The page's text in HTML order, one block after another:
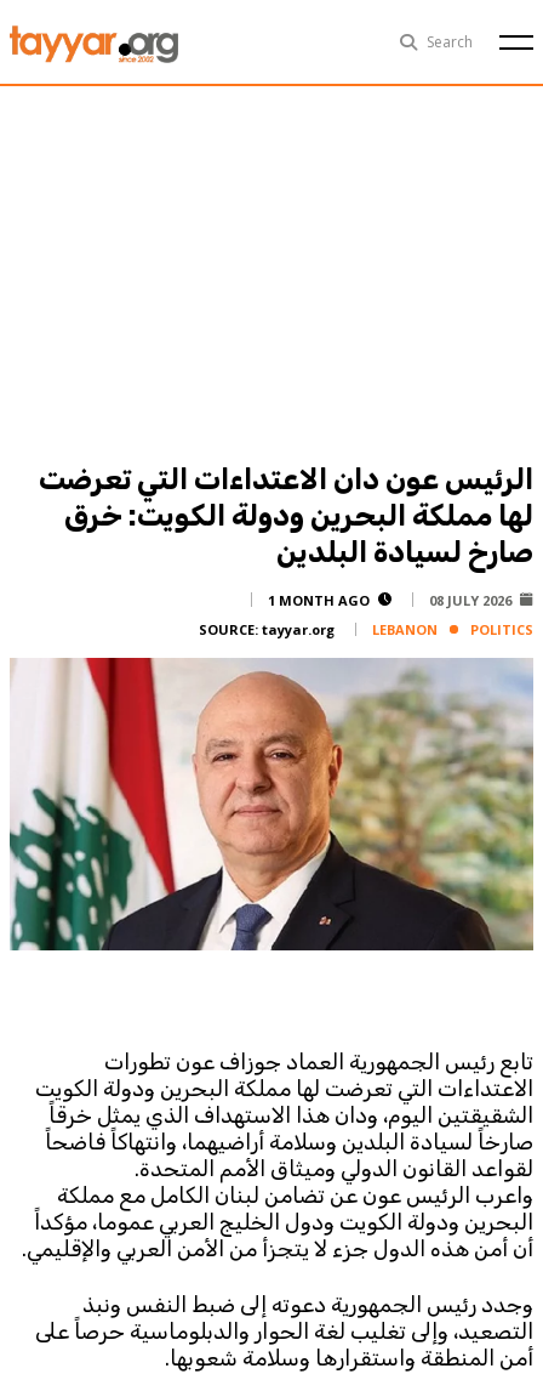
Search
Sat, Aug 8th 29°C
Polls
Jobs
Writers
Legal
Privacy Policy
Subscribe to the newsletter
TTV
الرئيس عون دان الاعتداءات التي تعرضت
لها مملكة البحرين ودولة الكويت: خرق
صارخ لسيادة البلدين
08 JULY 2026
1 MONTH AGO
LEBANON
POLITICS
SOURCE: tayyar.org
تابع رئيس الجمهورية العماد جوزاف عون تطورات
الاعتداءات التي تعرضت لها مملكة البحرين ودولة الكويت
الشقيقتين اليوم، ودان هذا الاستهداف الذي يمثل خرقاً
صارخاً لسيادة البلدين وسلامة أراضيهما، وانتهاكاً فاضحاً
لقواعد القانون الدولي وميثاق الأمم المتحدة.
واعرب الرئيس عون عن تضامن لبنان الكامل مع مملكة
البحرين ودولة الكويت ودول الخليج العربي عموما، مؤكداً
أن أمن هذه الدول جزء لا يتجزأ من الأمن العربي والإقليمي.
وجدد رئيس الجمهورية دعوته إلى ضبط النفس ونبذ
التصعيد، وإلى تغليب لغة الحوار والدبلوماسية حرصاً على
أمن المنطقة واستقرارها وسلامة شعوبها.